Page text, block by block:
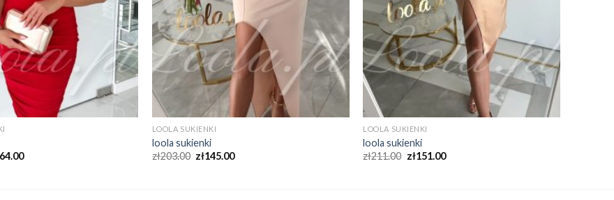
LOOLA SUKIENKI
loola sukienki
zł203.00 zł145.00
LOOLA SUKIENKI
loola sukienki
zł211.00 zł151.00